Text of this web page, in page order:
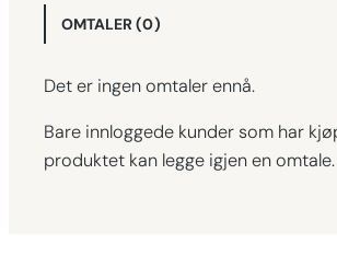
OMTALER (0)
Det er ingen omtaler ennå.
Bare innloggede kunder som har
produktet kan legge igjen en omtale.